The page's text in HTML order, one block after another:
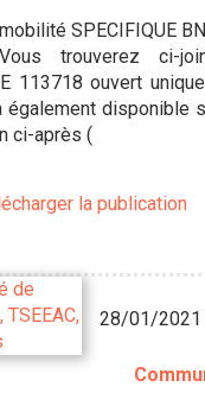
SPECIFIQUE
trouverez ci-
113718 ouvert
également disponible
ci-après (
la publication
28/01/2021